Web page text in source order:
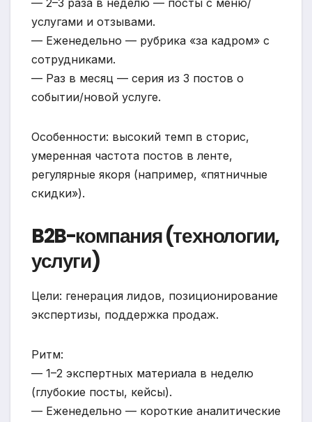
— 2–3 раза в неделю — посты с меню/
услугами и отзывами.
— Еженедельно — рубрика «за кадром» с
сотрудниками.
— Раз в месяц — серия из 3 постов о
событии/новой услуге.
Особенности: высокий темп в сторис,
умеренная частота постов в ленте,
регулярные якоря (например, «пятничные
скидки»).
B2B-компания (технологии,
услуги)
Цели: генерация лидов, позиционирование
экспертизы, поддержка продаж.
Ритм:
— 1–2 экспертных материала в неделю
(глубокие посты, кейсы).
— Еженедельно — короткие аналитические